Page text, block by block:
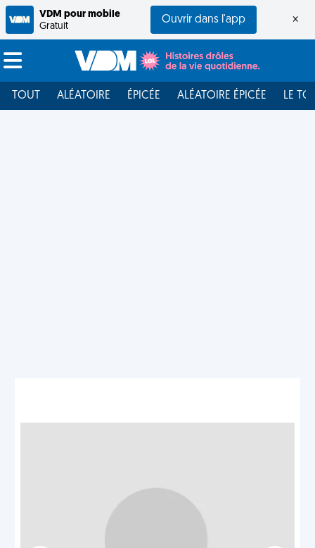
VDM pour mobile
Gratuit
Ouvrir dans l'app ×
TOUT ALÉATOIRE ÉPICÉE ALÉATOIRE ÉPICÉE LE